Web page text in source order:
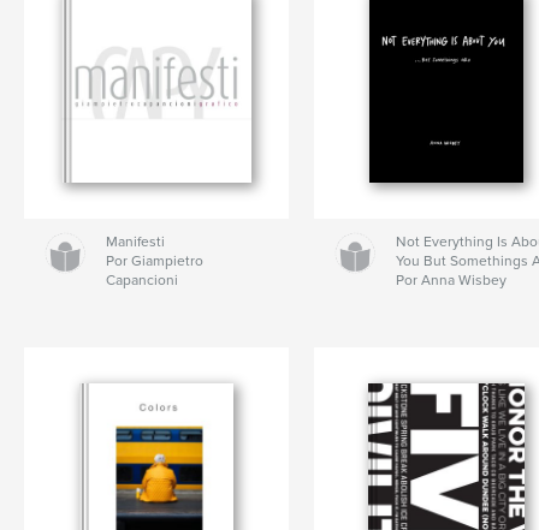
Manifesti
Por Giampietro
Capancioni
Not Everything Is
You But Somethings
Por Anna Wisbey